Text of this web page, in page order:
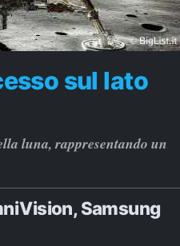
sul lato
luna, rappresentando un
Samsung